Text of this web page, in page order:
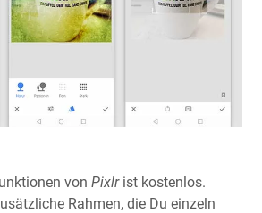
von Pixlr ist kostenlos.
Rahmen, die Du einzeln